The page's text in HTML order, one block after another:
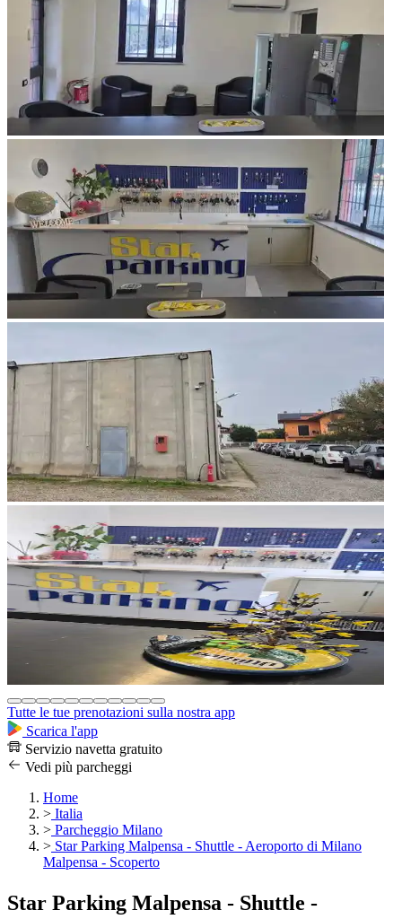
Tutte le tue prenotazioni sulla nostra app
Scarica l'app
Servizio navetta gratuito
Vedi più parcheggi
Home
> Italia
> Parcheggio Milano
> Star Parking Malpensa - Shuttle - Aeroporto di Milano
Malpensa - Scoperto
Star Parking Malpensa - Shuttle -